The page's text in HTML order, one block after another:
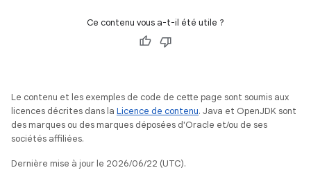
Ce contenu vous a-t-il été utile ?
Le contenu et les exemples de code de cette page sont soumis aux
licences décrites dans la Licence de contenu. Java et OpenJDK sont
des marques ou des marques déposées d'Oracle et/ou de ses
sociétés affiliées.
Dernière mise à jour le 2026/06/22 (UTC).